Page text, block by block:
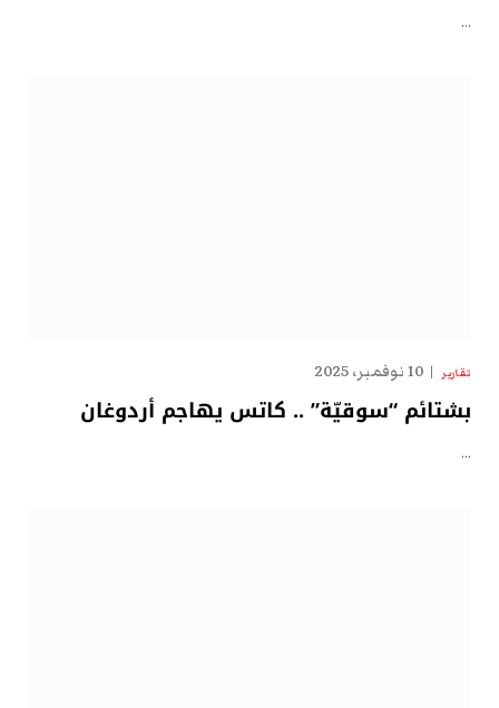
…
تقارير 10 نوفمبر، 2025
بشتائم “سوقيّة” .. كاتس يهاجم أردوغان
…